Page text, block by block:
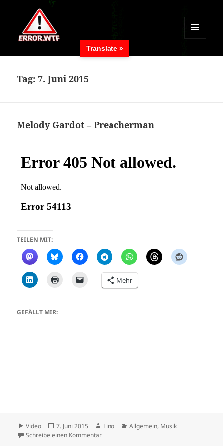
MENÜ
WIDGETS
Tag:7. Juni 2015
Melody Gardot – Preacherman
TEILEN MIT:
Mehr
GEFÄLLT MIR:
Format
Video
Veröffentlicht
am
7. Juni 2015 Autor
Lino Kategorien
Allgemein, Musik
Schreibe einen Kommentarzu Melody Gardot – Preacherman
Translate »